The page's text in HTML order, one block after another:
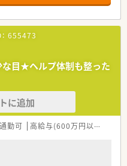
ます。沖縄地場では最大手の
を多く配置して、調剤補助や患
頂くような工夫もされていま
ールと資本提携してより質の
会社にされています。
リニックの門前に店舗があるた
。
様へのドリンクのサービスや
ア・コンシェルジュ」、お薬の
を取得していきたい方針もあり
655473
な目★ヘルプ体制も整った
に追加
勤可 高給与(600万円以上)